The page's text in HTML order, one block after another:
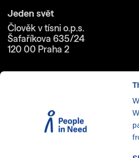
Jeden svět
Člověk v tísni o.p.s.
Šafaříkova 635/24
120 00 Praha 2
Cookies